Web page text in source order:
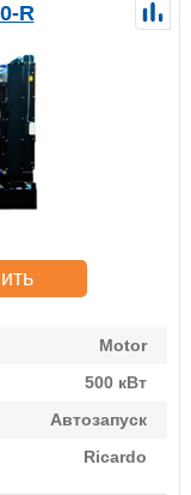
R
Motor
500 кВт
Автозапуск
Ricardo